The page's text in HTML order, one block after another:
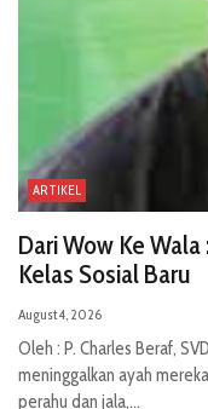
ARTIKEL
Dari Wow Ke
Kelas Sosial Baru
August 4, 2026
Oleh : P. Charles Beraf,
meninggalkan ayah
perahu dan jala,...